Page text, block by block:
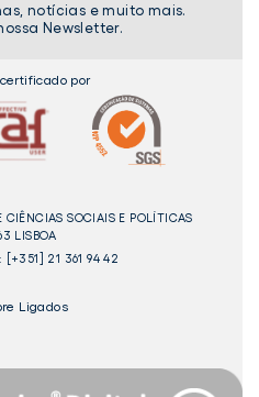
notícias e muito mais.
Newsletter.
certificado por
SOCIAIS E POLÍTICAS
LISBOA
[+351] 21 361 94 42
Ligados